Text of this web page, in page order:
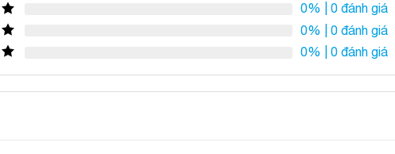
0% | 0 đánh giá
0% | 0 đánh giá
0% | 0 đánh giá